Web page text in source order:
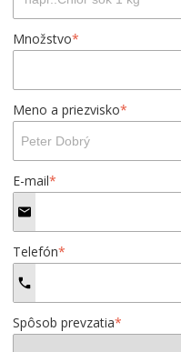
Množstvo*
Meno a priezvisko*
E-mail*
Telefón*
Spôsob prevzatia*